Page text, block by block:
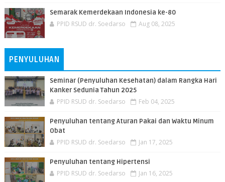
Semarak Kemerdekaan Indonesia ke-80
PPID RSUD dr. Soedarso Aug 08, 2025
PENYULUHAN
Seminar (Penyuluhan Kesehatan) dalam Rangka Hari
Kanker Sedunia Tahun 2025
PPID RSUD dr. Soedarso Feb 04, 2025
Penyuluhan tentang Aturan Pakai dan Waktu Minum
Obat
PPID RSUD dr. Soedarso Jan 17, 2025
Penyuluhan tentang Hipertensi
PPID RSUD dr. Soedarso Jan 16, 2025